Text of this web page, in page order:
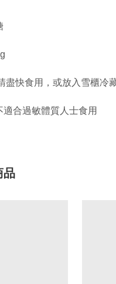
盡快食用，或放入雪櫃冷
適合過敏體質人士食用
品